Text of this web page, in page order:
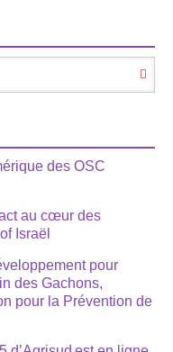
des OSC
au cœur des
Israël
pour
des Gachons,
pour la Prévention de